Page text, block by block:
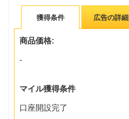
獲得条件 広告の詳細
商品価格:
-
マイル獲得条件
口座開設完了